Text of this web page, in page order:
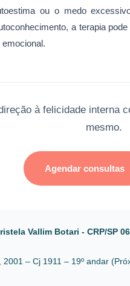
ou o medo
a terapia
à felicidade interna
mesmo.
Agendar consultas
Vallim Botari - CRP/SP
2001 – Cj 1911 – 19º andar